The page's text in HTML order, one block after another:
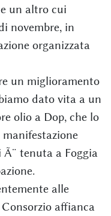
un altro cui
novembre, in
organizzata
un miglioramento
dato vita a un
olio a Dop, che lo
tenuta a Foggia
alle
affianca